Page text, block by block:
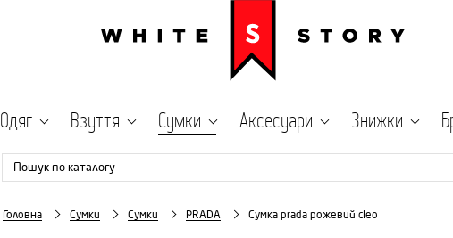
Одяг Взуття Сумки Аксесуари Знижки
Пошук по каталогу
Головна Сумки Сумки PRADA Сумка prada рожевий cleo